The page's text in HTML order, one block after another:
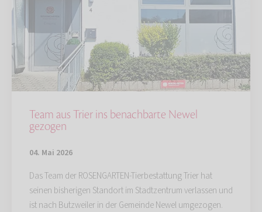
Team aus Trier ins benachbarte Newel
gezogen
04. Mai 2026
Das Team der ROSENGARTEN-Tierbestattung Trier hat
seinen bisherigen Standort im Stadtzentrum verlassen und
ist nach Butzweiler in der Gemeinde Newel umgezogen.